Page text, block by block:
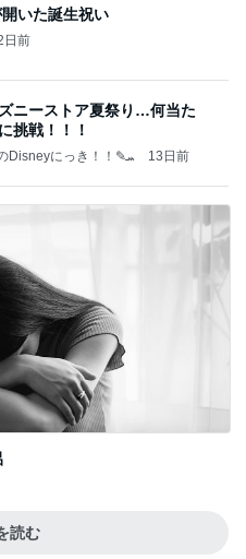
いた誕生祝い
日前
ニーストア夏祭り…何当た
挑戦！！！
高校生Dヲタ Ꭰ-ᎮꭵꭹꭴのDisneyにっき！！✎ܚ 13日前
読む